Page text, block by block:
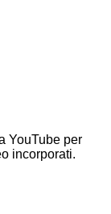
YouTube per
incorporati.